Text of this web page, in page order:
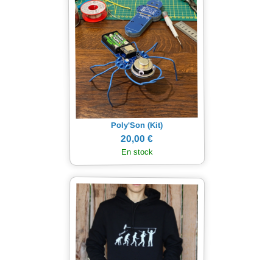
Poly'Son (Kit)
20,00 €
En stock